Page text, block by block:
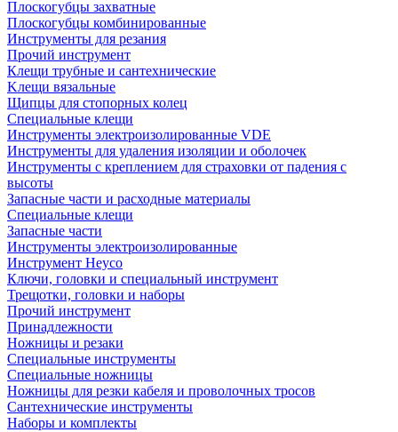
Плоскогубцы захватные
Плоскогубцы комбинированные
Инструменты для резания
Прочий инструмент
Клещи трубные и сантехнические
Kлещи вязальные
Щипцы для стопорных колец
Специальные клещи
Инструменты электроизолированные VDE
Инструменты для удаления изоляции и оболочек
Инструменты с креплением для страховки от падения с
высоты
Запасные части и расходные материалы
Специальные клещи
Запасные части
Инструменты электроизолированные
Инструмент Heyco
Ключи, головки и специальный инструмент
Трещотки, головки и наборы
Прочий инструмент
Принадлежности
Ножницы и резаки
Специальные инструменты
Специальные ножницы
Ножницы для резки кабеля и проволочных тросов
Сантехнические инструменты
Наборы и комплекты